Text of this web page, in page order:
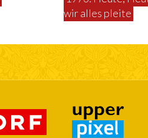
wir alles pleite